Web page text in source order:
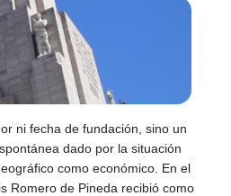
ni fecha de fundación, sino un
dado por la situación
como económico. En el
Romero de Pineda recibió como